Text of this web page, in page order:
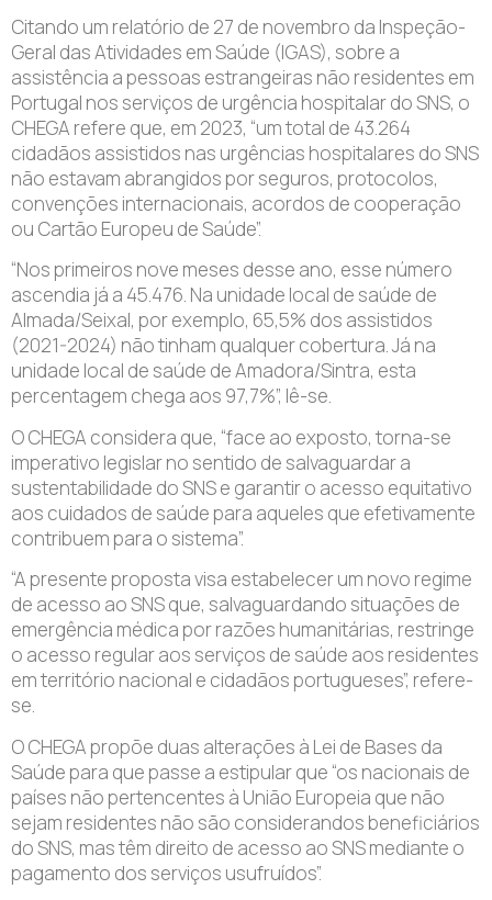
Citando um relatório de 27 de novembro da Inspeção-
Geral das Atividades em Saúde (IGAS), sobre a
assistência a pessoas estrangeiras não residentes em
Portugal nos serviços de urgência hospitalar do SNS, o
CHEGA refere que, em 2023, “um total de 43.264
cidadãos assistidos nas urgências hospitalares do SNS
não estavam abrangidos por seguros, protocolos,
convenções internacionais, acordos de cooperação
ou Cartão Europeu de Saúde”.
“Nos primeiros nove meses desse ano, esse número
ascendia já a 45.476. Na unidade local de saúde de
Almada/Seixal, por exemplo, 65,5% dos assistidos
(2021-2024) não tinham qualquer cobertura. Já na
unidade local de saúde de Amadora/Sintra, esta
percentagem chega aos 97,7%”, lê-se.
O CHEGA considera que, “face ao exposto, torna-se
imperativo legislar no sentido de salvaguardar a
sustentabilidade do SNS e garantir o acesso equitativo
aos cuidados de saúde para aqueles que efetivamente
contribuem para o sistema”.
“A presente proposta visa estabelecer um novo regime
de acesso ao SNS que, salvaguardando situações de
emergência médica por razões humanitárias, restringe
o acesso regular aos serviços de saúde aos residentes
em território nacional e cidadãos portugueses”, refere-
se.
O CHEGA propõe duas alterações à Lei de Bases da
Saúde para que passe a estipular que “os nacionais de
países não pertencentes à União Europeia que não
sejam residentes não são considerandos beneficiários
do SNS, mas têm direito de acesso ao SNS mediante o
pagamento dos serviços usufruídos”.